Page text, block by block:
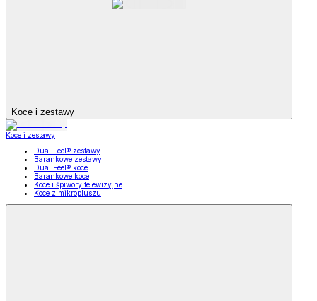
Koce i zestawy
Koce i zestawy
Dual Feel® zestawy
Barankowe zestawy
Dual Feel® koce
Barankowe koce
Koce i śpiwory telewizyjne
Koce z mikropluszu